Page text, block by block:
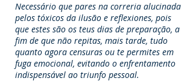
Necessário que pares na correria alucinada
pelos tóxicos da ilusão e reflexiones, pois
que estes são os teus dias de preparação, a
fim de que não repitas, mais tarde, tudo
quanto agora censuras ou te permites em
fuga emocional, evitando o enfrentamento
indispensável ao triunfo pessoal.